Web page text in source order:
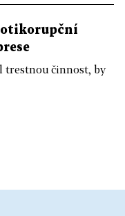
trestnou činnost, by